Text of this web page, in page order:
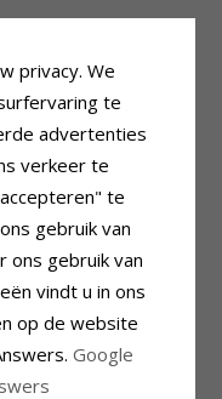
1
Cabochongeslepen
Geverfd
23,0 mm
6,1 mm
OOK
privacy. We
te
advertenties
verkeer te
te
gebruik van
ons gebruik van
vindt u in ons
op de website
Google